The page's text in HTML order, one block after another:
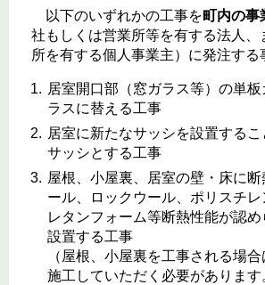
以下のいずれかの工事を町内の事
社もしくは営業所等を有する法人、
所を有する個人事業主）に発注する
居室開口部（窓ガラス等）の単
ラスに替える工事
居室に新たなサッシを設置する
サッシとする工事
屋根、小屋裏、居室の壁・床に
ール、ロックウール、ポリスチ
レタンフォーム等断熱性能が認
設置する工事
（屋根、小屋裏を工事される場
施工していただく必要があります